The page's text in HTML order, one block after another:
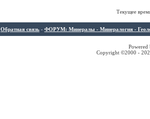
Текущее
Обратная связь - ФОРУМ: Минералы - Минералогия -
Copyright ©2000 -